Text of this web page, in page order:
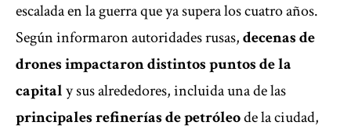
escalada en la guerraque ya supera los cuatro años.
Según informaron autoridades rusas,decenas de
drones impactaron distintos puntos de la
capitaly sus alrededores, incluida una de las
principales refinerías de petróleode la ciudad,